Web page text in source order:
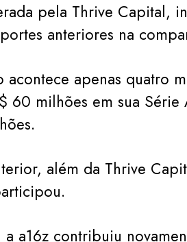
pela Thrive Capital,
anteriores na
acontece apenas quatro
60 milhões em sua
além da Thrive
a16z contribuiu